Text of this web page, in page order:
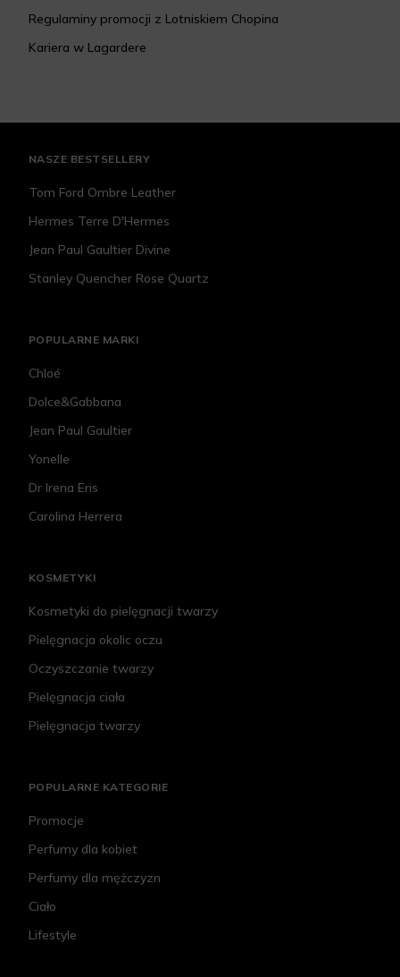
Regulaminy promocji z Lotniskiem Chopina
Kariera w Lagardere
NASZE BESTSELLERY
Tom Ford Ombre Leather
Hermes Terre D'Hermes
Jean Paul Gaultier Divine
Stanley Quencher Rose Quartz
POPULARNE MARKI
Chloé
Dolce&Gabbana
Jean Paul Gaultier
Yonelle
Dr Irena Eris
Carolina Herrera
KOSMETYKI
Kosmetyki do pielęgnacji twarzy
Pielęgnacja okolic oczu
Oczyszczanie twarzy
Pielęgnacja ciała
Pielęgnacja twarzy
POPULARNE KATEGORIE
Promocje
Perfumy dla kobiet
Perfumy dla mężczyzn
Ciało
Lifestyle